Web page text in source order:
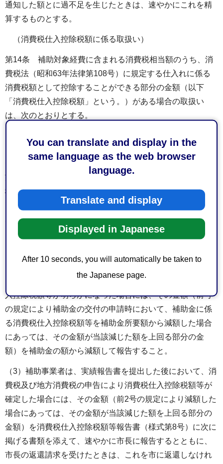
You can translate and display in the
same language as the web browser
language.
Translate and display
Displayed in Japanese
After 10 seconds, you will automatically be taken to
the Japanese page.
通知した額とに過不足を生じたときは、速やかにこれを精
算するものとする。
（消費税仕入控除税額に係る取扱い）
第14条 補助対象経費に含まれる消費税相当額のうち、消
費税法（昭和63年法律第108号）に規定する仕入れに係る
消費税額として控除することができる部分の金額（以下
「消費税仕入控除税額」という。）がある場合の取扱い
は、次のとおりとする。
よる補助金の交付の申請時において、当該補助金に係る消
費税仕入控除税額等（消費税仕入控除税額と当該金額に地
方税法（昭和25年法律第226号）に規定する地方消費税の
税率を乗じて得た額の合計額に補助金の額を補助対象経費
で除して得た率を乗じて得た金額をいう。以下同じ。）が
ある場合には、これを補助金所要額から減額して申請する
こと。ただし、消費税仕入控除税額等が明らかでない場合
「実績報告書」という。）を提出するに当たり、消費税仕
入控除税額等が明らかになった場合には、その金額（前号
の規定により補助金の交付の申請時において、補助金に係
る消費税仕入控除税額等を補助金所要額から減額した場合
にあっては、その金額が当該減じた額を上回る部分の金
額）を補助金の額から減額して報告すること。
（3）補助事業者は、実績報告書を提出した後において、消
費税及び地方消費税の申告により消費税仕入控除税額等が
確定した場合には、その金額（前2号の規定により減額した
場合にあっては、その金額が当該減じた額を上回る部分の
金額）を消費税仕入控除税額等報告書（様式第8号）に次に
掲げる書類を添えて、速やかに市長に報告するとともに、
市長の返還請求を受けたときは、これを市に返還しなけれ